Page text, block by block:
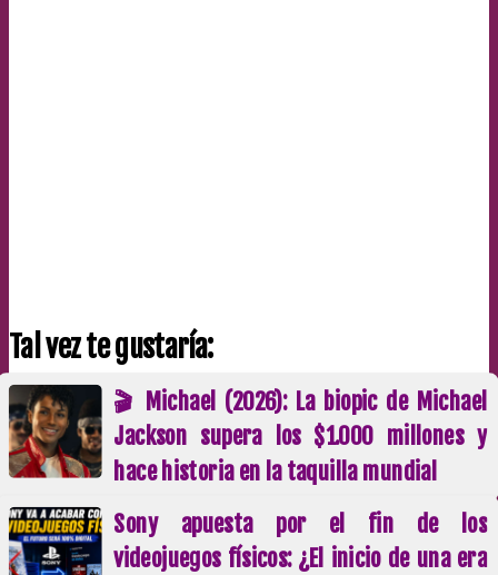
Tal vez te gustaría:
🎬 Michael (2026): La biopic de Michael
Jackson supera los $1.000 millones y
hace historia en la taquilla mundial
Sony apuesta por el fin de los
videojuegos físicos: ¿El inicio de una era